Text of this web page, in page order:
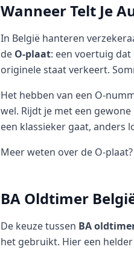
Wanneer Telt Je
In België hanteren
de O-plaat: een voertuig
originele staat verkeert.
Het hebben van een O-
wel. Rijdt je met een
een klassieker gaat, anders
Meer weten over de O-
BA Oldtimer
De keuze tussen BA
het gebruikt. Hier een